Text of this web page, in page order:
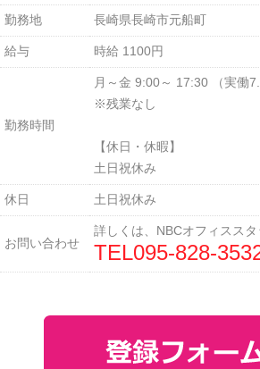
勤務地 長崎県長崎市元船町
給与 時給 1100円
勤務時間
月～金 9:00～ 17:30 （実働
※残業なし
【休日・休暇】
土日祝休み
休日 土日祝休み
お問い合わせ
詳しくは、NBCオフィススタ
TEL095-828-